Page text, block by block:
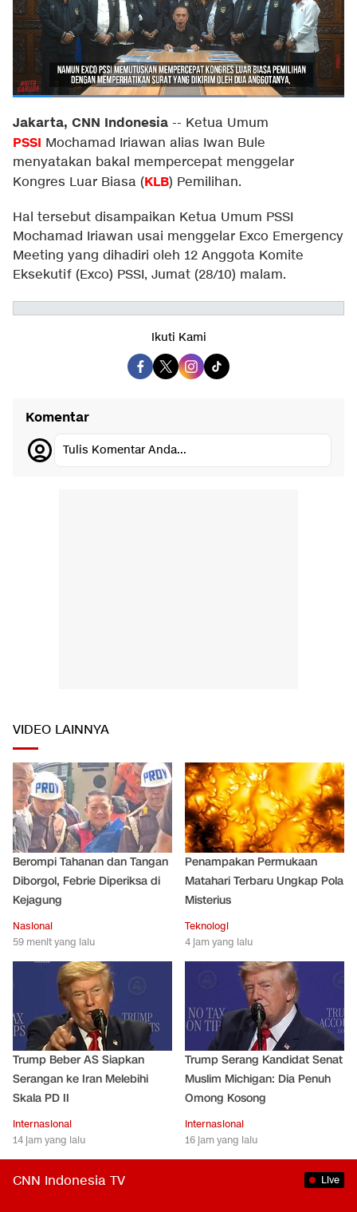
Jakarta, CNN Indonesia -- Ketua Umum
PSSI Mochamad Iriawan alias Iwan Bule
menyatakan bakal mempercepat menggelar
Kongres Luar Biasa (KLB) Pemilihan.
Hal tersebut disampaikan Ketua Umum PSSI
Mochamad Iriawan usai menggelar Exco Emergency
Meeting yang dihadiri oleh 12 Anggota Komite
Eksekutif (Exco) PSSI, Jumat (28/10) malam.
Ikuti Kami
Komentar
Tulis Komentar Anda...
VIDEO LAINNYA
Berompi Tahanan dan Tangan
Diborgol, Febrie Diperiksa di
Kejagung
Nasional
59 menit yang lalu
Penampakan Permukaan
Matahari Terbaru Ungkap Pola
Misterius
Teknologi
4 jam yang lalu
Trump Beber AS Siapkan
Serangan ke Iran Melebihi
Skala PD II
Internasional
14 jam yang lalu
Trump Serang Kandidat Senat
Muslim Michigan: Dia Penuh
Omong Kosong
Internasional
16 jam yang lalu
CNN Indonesia TV Live